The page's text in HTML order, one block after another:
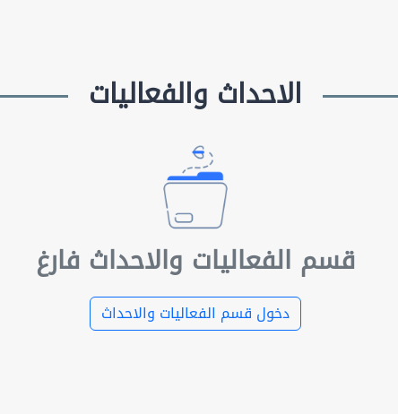
الاحداث والفعاليات
قسم الفعاليات والاحداث فارغ
دخول قسم الفعاليات والاحداث